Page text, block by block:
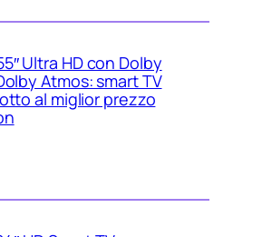
Ultra HD con Dolby
Atmos: smart TV
al miglior prezzo